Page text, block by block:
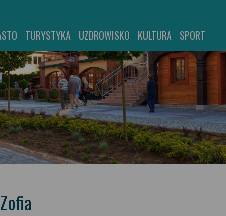
TURYSTYKA UZDROWISKO KULTURA SPORT